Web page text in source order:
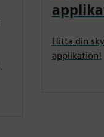
Hitta din
applikation!